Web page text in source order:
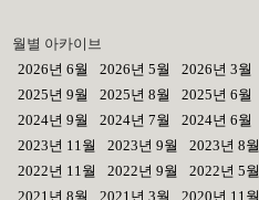
월별 아카이브
2026년 6월
2026년 5월 2026년 3월
2025년 9월
2025년 8월 2025년 6월
2024년 9월
2024년 7월 2024년 6월
2023년 11월
2023년 9월 2023년 8월
2022년 11월
2022년 9월 2022년 5월
2021년 8월
2021년 3월 2020년 11월